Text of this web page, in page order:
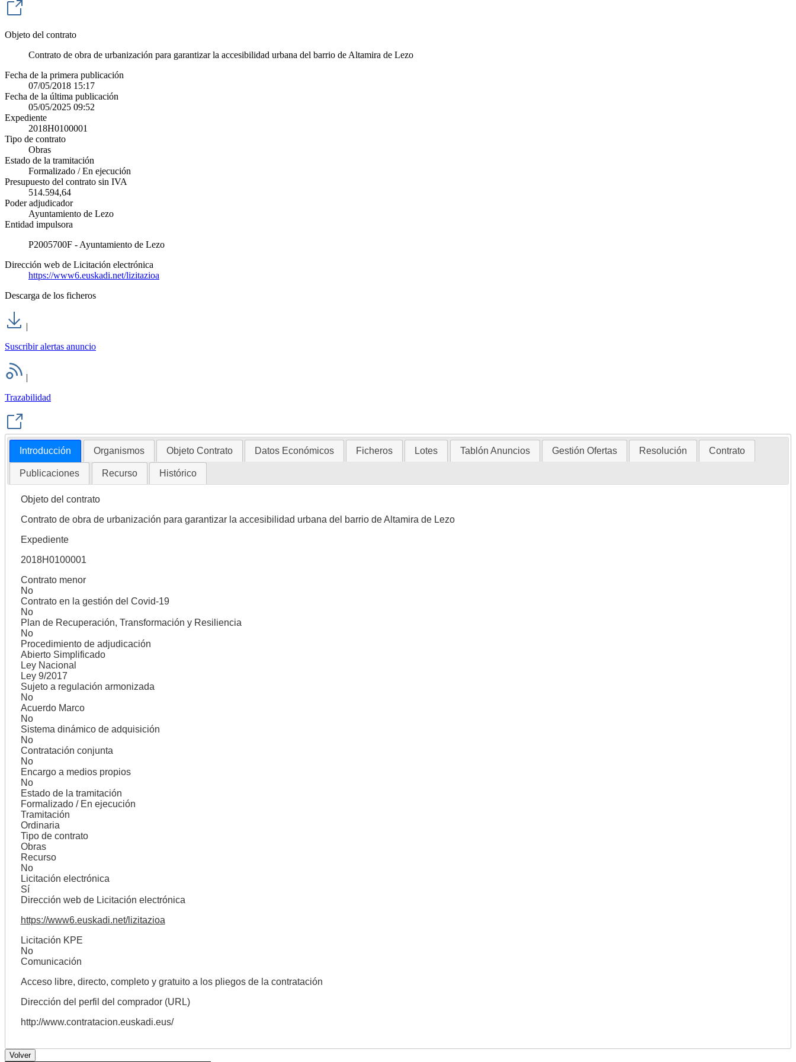
Objeto del contrato
Contrato de obra de urbanización para garantizar la accesibilidad urbana del barrio de Altamira de Lezo
Fecha de la primera publicación
07/05/2018 15:17
Fecha de la última publicación
05/05/2025 09:52
Expediente
2018H0100001
Tipo de contrato
Obras
Estado de la tramitación
Formalizado / En ejecución
Presupuesto del contrato sin IVA
514.594,64
Poder adjudicador
Ayuntamiento de Lezo
Entidad impulsora
P2005700F - Ayuntamiento de Lezo
Dirección web de Licitación electrónica
https://www6.euskadi.net/lizitazioa
Descarga de los ficheros
|
Suscribir alertas anuncio
|
Trazabilidad
Introducción Organismos Objeto Contrato Datos Económicos Ficheros Lotes Tablón Anuncios Gestión Ofertas Resolución Contrato
Publicaciones Recurso Histórico
Objeto del contrato
Contrato de obra de urbanización para garantizar la accesibilidad urbana del barrio de Altamira de Lezo
Expediente
2018H0100001
Contrato menor
No
Contrato en la gestión del Covid-19
No
Plan de Recuperación, Transformación y Resiliencia
No
Procedimiento de adjudicación
Abierto Simplificado
Ley Nacional
Ley 9/2017
Sujeto a regulación armonizada
No
Acuerdo Marco
No
Sistema dinámico de adquisición
No
Contratación conjunta
No
Encargo a medios propios
No
Estado de la tramitación
Formalizado / En ejecución
Tramitación
Ordinaria
Tipo de contrato
Obras
Recurso
No
Licitación electrónica
Sí
Dirección web de Licitación electrónica
https://www6.euskadi.net/lizitazioa
Licitación KPE
No
Comunicación
Acceso libre, directo, completo y gratuito a los pliegos de la contratación
Dirección del perfil del comprador (URL)
http://www.contratacion.euskadi.eus/